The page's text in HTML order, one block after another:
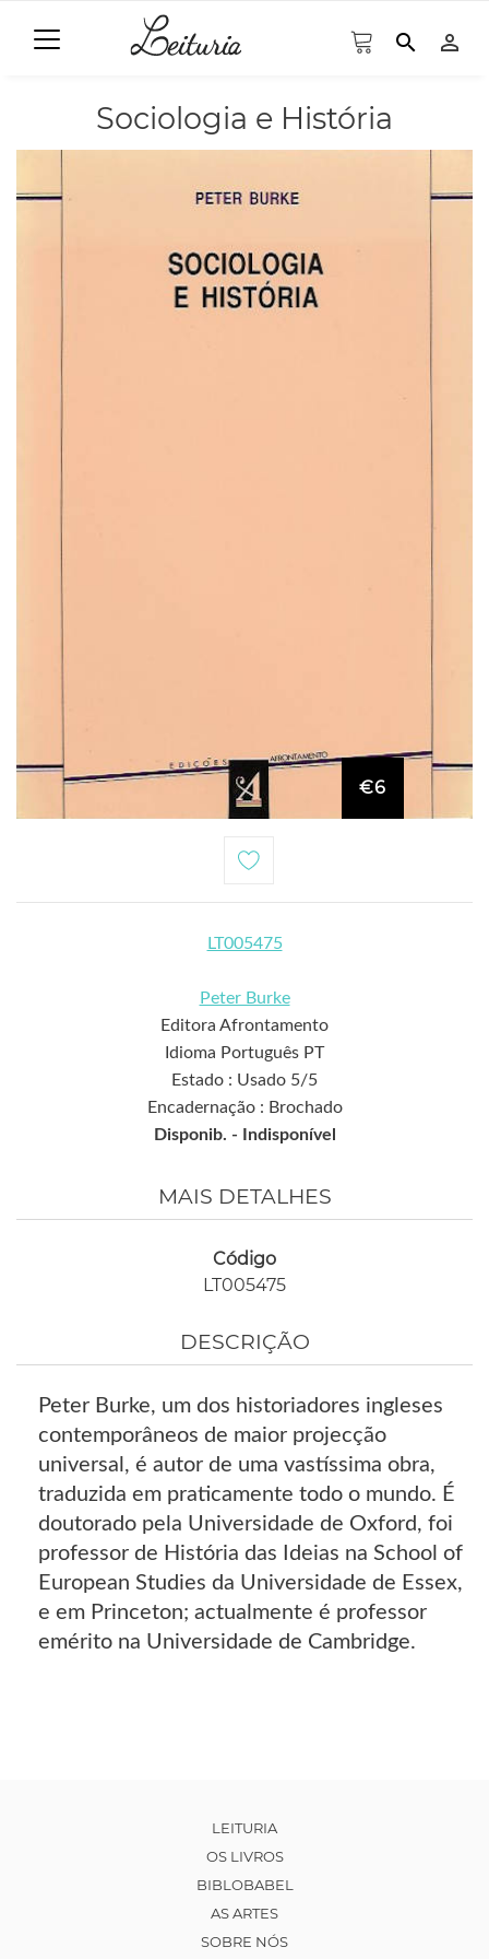
search person_outline
Sociologia e História
€6
LT005475
Peter Burke
Editora Afrontamento
Idioma Português PT
Estado : Usado 5/5
Encadernação : Brochado
Disponib. -
Indisponível
MAIS DETALHES
Código
LT005475
DESCRIÇÃO
Peter Burke, um dos historiadores ingleses
contemporâneos de maior projecção
universal, é autor de uma vastíssima obra,
traduzida em praticamente todo o mundo. É
doutorado pela Universidade de Oxford, foi
professor de História das Ideias na School of
European Studies da Universidade de Essex,
e em Princeton; actualmente é professor
emérito na Universidade de Cambridge.
LEITURIA
OS LIVROS
BIBLOBABEL
AS ARTES
SOBRE NÓS